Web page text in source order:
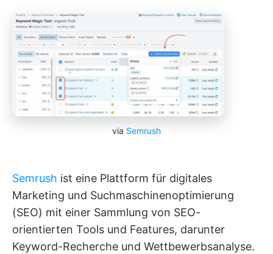
via Semrush
Semrush ist eine Plattform für digitales
Marketing und Suchmaschinenoptimierung
(SEO) mit einer Sammlung von SEO-
orientierten Tools und Features, darunter
Keyword-Recherche und Wettbewerbsanalyse.